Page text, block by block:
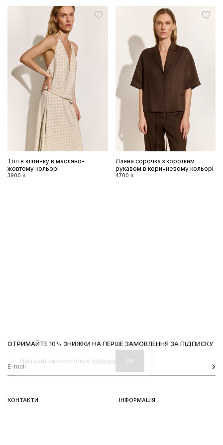
Топ в клітинку в масляно-
жовтому кольорі
3900 ₴
Лляна сорочка з коротким
рукавом в коричневому кольорі
4700 ₴
КОНТАКТИ ІНФОРМАЦІЯ
ОТРИМАЙТЕ 10% ЗНИЖКИ НА ПЕРШЕ ЗАМОВЛЕННЯ ЗА ПІДПИСКУ
Наш сайт використовує cookies OK